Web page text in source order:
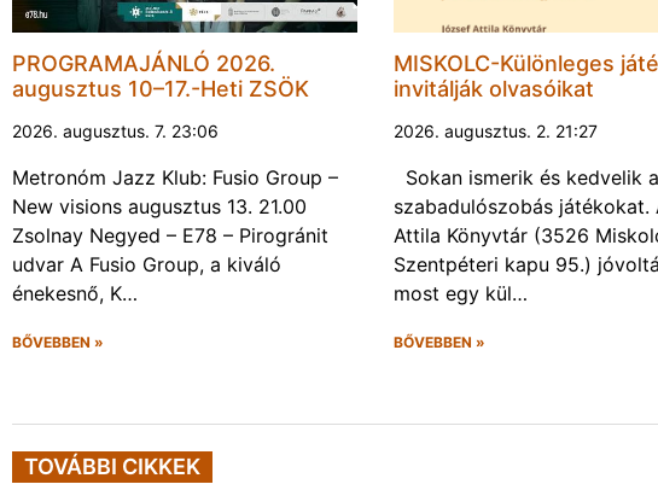
PROGRAMAJÁNLÓ 2026.
augusztus 10–17.-Heti ZSÖK
2026. augusztus. 7. 23:06
Metronóm Jazz Klub: Fusio Group –
New visions augusztus 13. 21.00
Zsolnay Negyed – E78 – Pirogránit
udvar A Fusio Group, a kiváló
énekesnő, K…
BŐVEBBEN »
MISKOLC-Különleges
invitálják olvasóikat
2026. augusztus. 2. 21:27
Sokan ismerik és kedvelik a
szabadulószobás játékokat.
Attila Könyvtár (3526
Szentpéteri kapu 95.)
most egy kül…
BŐVEBBEN »
TOVÁBBI CIKKEK